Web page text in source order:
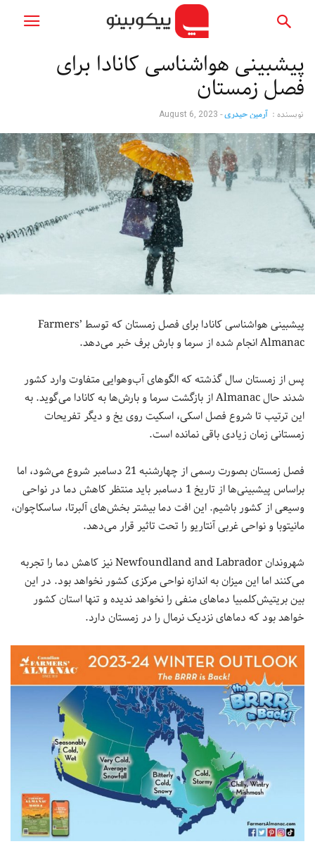
پیشبینی هواشناسی کانادا برای
فصل زمستان
نویسنده : آرمین حیدری-
August 6, 2023
پیشبینی هواشناسی کانادا برای فصل زمستان که توسط Farmers’
Almanac انجام شده از سرما و بارش برف خبر می‌دهد.
پس از زمستان سال گذشته که الگوهای آب‌وهوایی متفاوت وارد کشور
شدند حال Almanac از بازگشت سرما و بارش‌ها به کانادا می‌گوید. به
این ترتیب تا شروع فصل اسکی، اسکیت روی یخ و دیگر تفریحات
زمستانی زمان زیادی باقی نمانده است.
فصل زمستان بصورت رسمی از چهارشنبه 21 دسامبر شروع می‌شود، اما
براساس پیشبینی‌ها از تاریخ 1 دسامبر باید منتظر کاهش دما در نواحی
وسیعی از کشور باشیم. این افت دما بیشتر بخش‌های آلبرتا، ساسکاچوان،
مانیتوبا و نواحی غربی آنتاریو را تحت تاثیر قرار می‌دهد.
شهروندان Newfoundland and Labrador نیز کاهش دما را تجربه
می‌کنند اما این میزان به اندازه نواحی مرکزی کشور نخواهد بود. در این
بین بریتیش‌کلمبیا دماهای منفی را نخواهد ندیده و تنها استان کشور
خواهد بود که دماهای نزدیک نرمال را در زمستان دارد.